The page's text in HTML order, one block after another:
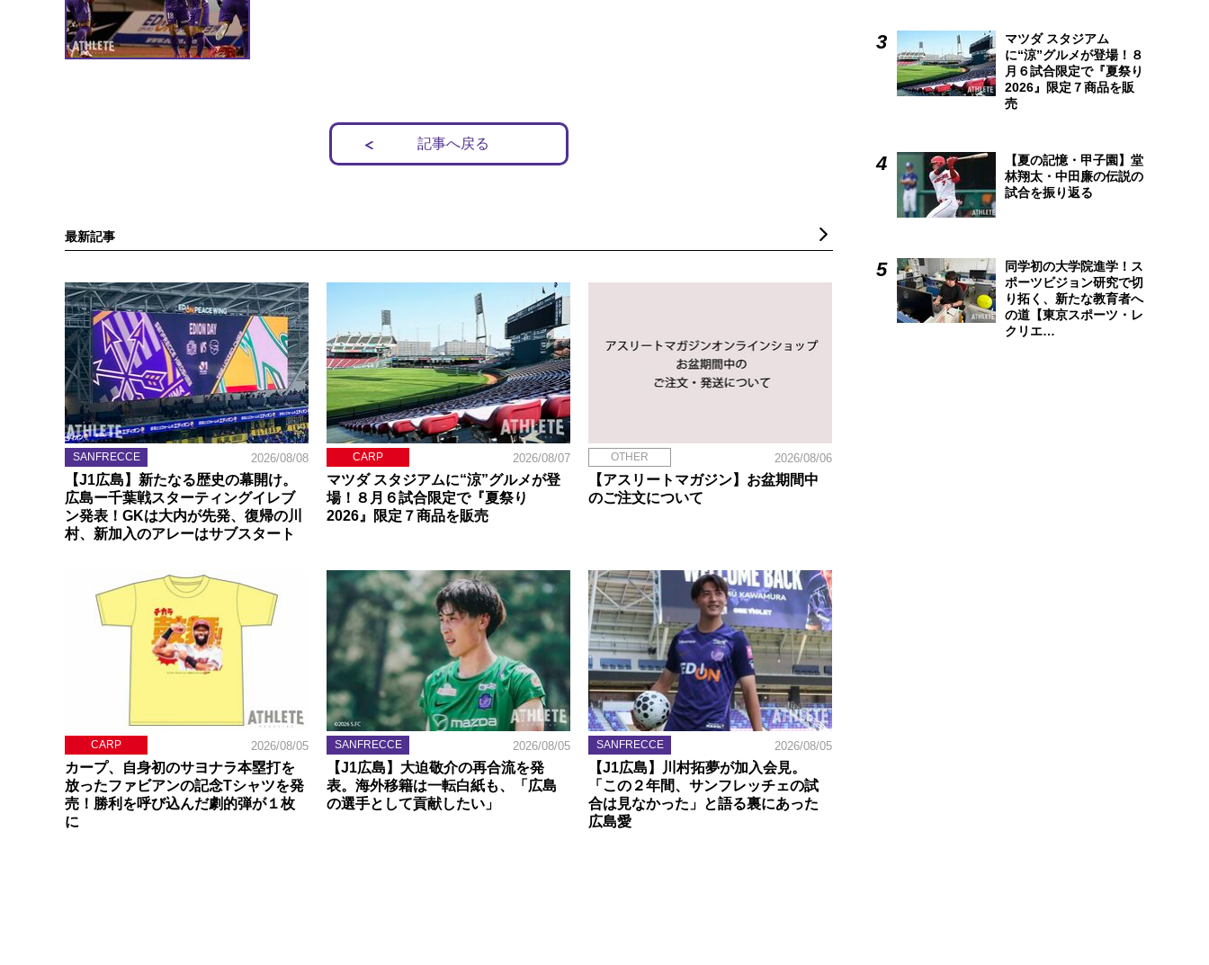
記事へ戻る
最新記事
SANFRECCE 2026/08/08
【J1広島】新たなる歴史の幕開け。
広島ー千葉戦スターティングイレブ
ン発表！GKは大内が先発、復帰の川
村、新加入のアレーはサブスタート
CARP 2026/08/07
マツダ スタジアムに“涼”グルメが登
場！８月６試合限定で『夏祭り
2026』限定７商品を販売
OTHER 2026/08/06
【アスリートマガジン】お盆期間中
のご注文について
CARP 2026/08/05
カープ、自身初のサヨナラ本塁打を
放ったファビアンの記念Tシャツを発
売！勝利を呼び込んだ劇的弾が１枚
に
SANFRECCE 2026/08/05
【J1広島】大迫敬介の再合流を発
表。海外移籍は一転白紙も、「広島
の選手として貢献したい」
SANFRECCE 2026/08/05
【J1広島】川村拓夢が加入会見。
「この２年間、サンフレッチェの試
合は見なかった」と語る裏にあった
広島愛
マツダ スタジアム
に“涼”グルメが登場！８
月６試合限定で『夏祭り
2026』限定７商品を販
売
【夏の記憶・甲子園】堂
林翔太・中田廉の伝説の
試合を振り返る
同学初の大学院進学！ス
ポーツビジョン研究で切
り拓く、新たな教育者へ
の道【東京スポーツ・レ
クリエ…